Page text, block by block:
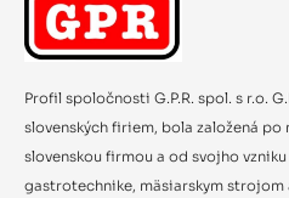
Profil spoločnosti G.P.R. spol. s r.o.
slovenských firiem, bola založená po
slovenskou firmou a od svojho
gastrotechnike, mäsiarskym strojom